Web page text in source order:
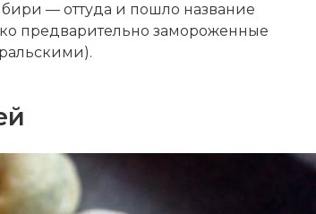
— оттуда и пошло название
предварительно замороженные